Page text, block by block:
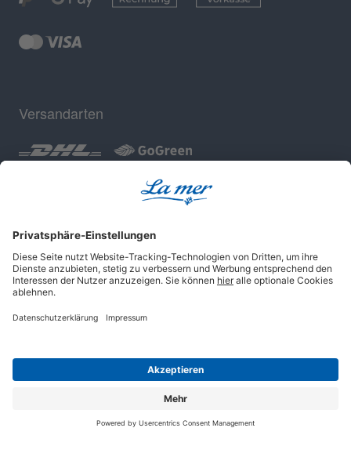
Versandarten
© 2025 La mer Cosmetics AG, Cuxhaven.
Datenschutz